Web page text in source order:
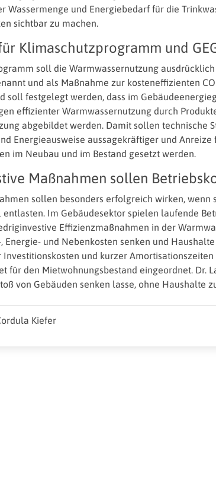
Wassermenge und Energiebedarf für die
sichtbar zu machen.
Klimaschutzprogramm und
soll die Warmwassernutzung
und als Maßnahme zur kosteneffizienten
soll festgelegt werden, dass im
effizienter Warmwassernutzung durch
abgebildet werden. Damit sollen technische
Energieausweise aussagekräftiger und Anreize
im Neubau und im Bestand gesetzt werden.
Maßnahmen sollen
sollen besonders erfolgreich wirken, wenn
Im Gebäudesektor spielen laufende
Effizienzmaßnahmen in der
Energie- und Nebenkosten senken und
und kurzer Amortisationszeiten
für den Mietwohnungsbestand eingeordnet. Dr.
von Gebäuden senken lasse, ohne Haushalte
Kiefer